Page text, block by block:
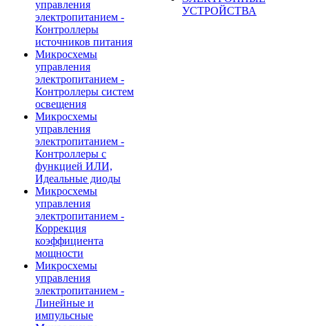
управления
электропитанием -
Контроллеры
источников питания
Микросхемы
управления
электропитанием -
Контроллеры систем
освещения
Микросхемы
управления
электропитанием -
Контроллеры с
функцией ИЛИ,
Идеальные диоды
Микросхемы
управления
электропитанием -
Коррекция
коэффициента
мощности
Микросхемы
управления
электропитанием -
Линейные и
импульсные
УСТРОЙСТВА